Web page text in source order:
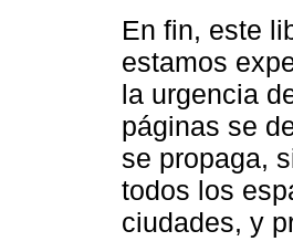
En fin, este
estamos
la urgencia
páginas se
se propaga,
todos los
ciudades, y